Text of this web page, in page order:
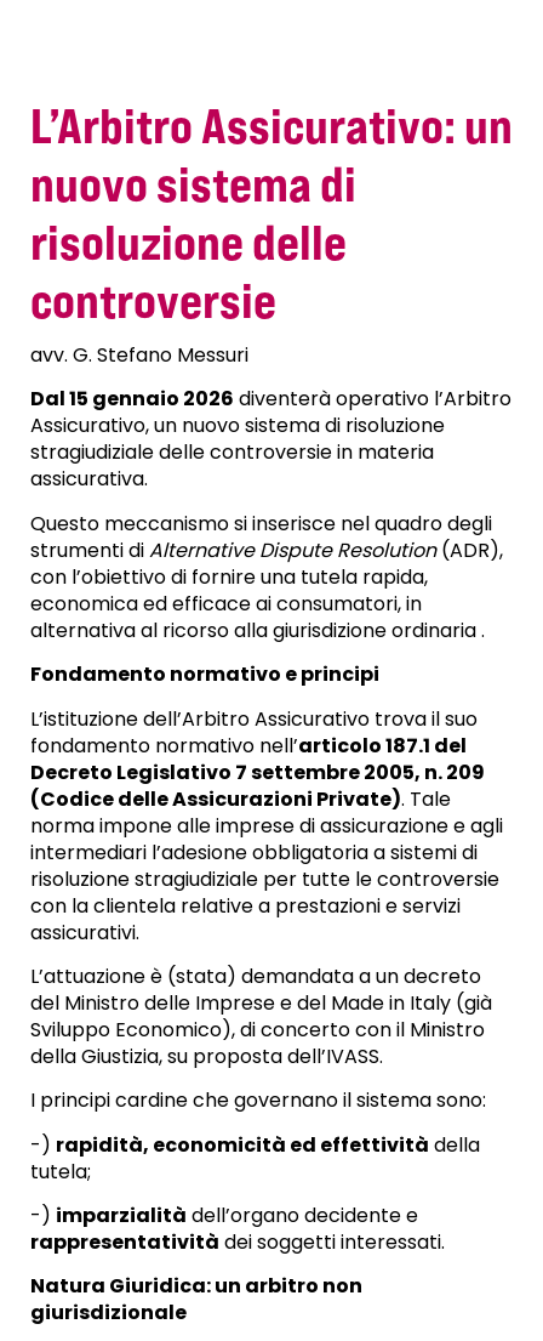
L’Arbitro Assicurativo: un
nuovo sistema di
risoluzione delle
controversie
avv. G. Stefano Messuri
Dal 15 gennaio 2026 diventerà operativo l’Arbitro
Assicurativo, un nuovo sistema di risoluzione
stragiudiziale delle controversie in materia
assicurativa.
Questo meccanismo si inserisce nel quadro degli
strumenti diAlternative Dispute Resolution(ADR),
con l’obiettivo di fornire una tutela rapida,
economica ed efficace ai consumatori, in
alternativa al ricorso alla giurisdizione ordinaria .
Fondamento normativo e principi
L’istituzione dell’Arbitro Assicurativo trova il suo
fondamento normativo nell’articolo 187.1 del
Decreto Legislativo 7 settembre 2005, n. 209
(Codice delle Assicurazioni Private). Tale
norma impone alle imprese di assicurazione e agli
intermediari l’adesione obbligatoria a sistemi di
risoluzione stragiudiziale per tutte le controversie
con la clientela relative a prestazioni e servizi
assicurativi.
L’attuazione è (stata) demandata a un decreto
del Ministro delle Imprese e del Made in Italy (già
Sviluppo Economico), di concerto con il Ministro
della Giustizia, su proposta dell’IVASS.
I principi cardine che governano il sistema sono:
-) rapidità, economicità ed effettività della
tutela;
-) imparzialità dell’organo decidente e
rappresentatività dei soggetti interessati.
Natura Giuridica: un arbitro non
giurisdizionale